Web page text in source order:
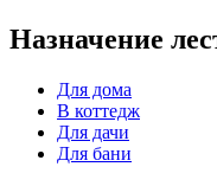
Назначение
Для дома
В коттедж
Для дачи
Для бани